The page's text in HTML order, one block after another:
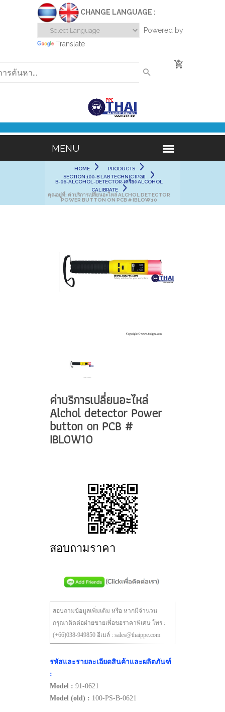
CHANGE LANGUAGE :
Powered by
Translate
0
HOME
PRODUCTS
SECTION 100-B LAB TECHNIC [PGI]
B-06-ALCOHOL-DETECTOR-เครื่อง ALCOHOL
CALIBRATE
คุณอยู่ที่: ค่าบริการเปลี่ยนอะไหล่ ALCHOL DETECTOR
POWER BUTTON ON PCB # IBLOW10
ค่าบริการเปลี่ยนอะไหล่
Alchol detector Power
button on PCB #
IBLOW10
สอบถามราคา
สอบถามข้อมูลเพิ่มเติม หรือ หากมีจำนวน
กรุณาติดต่อฝ่ายขายเพื่อขอราคาพิเศษ โทร :
(+66)038-949850 อีเมล์ : sales@thaippe.com
รหัสและรายละเอียดสินค้าและผลิตภันฑ์
:
Model : 91-0621
Model (old) : 100-PS-B-0621